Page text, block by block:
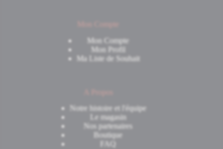
Mon Compte
Mon Profil
Ma Liste de Souhait
Notre histoire et l'équipe
Le magasin
Nos partenaires
Boutique
FAQ